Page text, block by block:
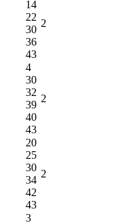
14
22
30
36
43
2
4
30
32
39
40
43
2
20
25
30
34
42
43
2
3